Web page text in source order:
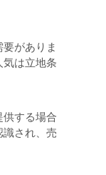
がありま
は立地条
する場合
され、売